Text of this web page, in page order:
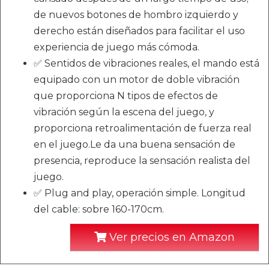
de nuevos botones de hombro izquierdo y
derecho están diseñados para facilitar el uso
experiencia de juego más cómoda.
✅ Sentidos de vibraciones reales, el mando está
equipado con un motor de doble vibración
que proporciona N tipos de efectos de
vibración según la escena del juego, y
proporciona retroalimentación de fuerza real
en el juego.Le da una buena sensación de
presencia, reproduce la sensación realista del
juego.
✅ Plug and play, operación simple. Longitud
del cable: sobre 160-170cm.
Ver precios en Amazon